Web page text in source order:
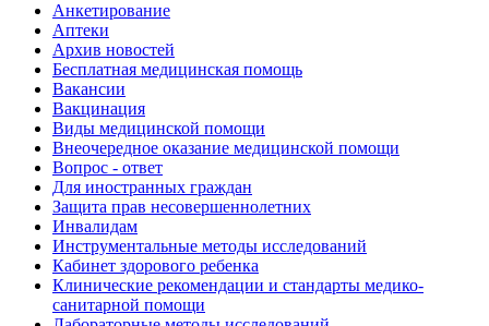
Анкетирование
Аптеки
Архив новостей
Бесплатная медицинская помощь
Вакансии
Вакцинация
Виды медицинской помощи
Внеочередное оказание медицинской помощи
Вопрос - ответ
Для иностранных граждан
Защита прав несовершеннолетних
Инвалидам
Инструментальные методы исследований
Кабинет здорового ребенка
Клинические рекомендации и стандарты медико-
санитарной помощи